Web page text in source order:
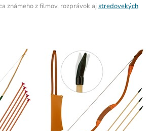
známeho z filmov, rozprávok aj stredovekých